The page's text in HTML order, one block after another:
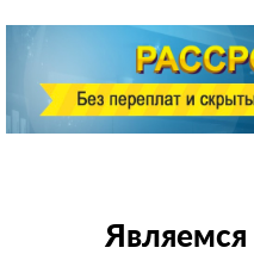
Являемся